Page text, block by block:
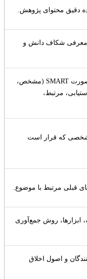
دقیق محتوای پژوهش.
معرفی شکاف دانش و
اهداف کلی و جزئی به صورت SMART (مشخص،
مرتبط،
که قرار است
قبلی مرتبط با موضوع.
ابزارها، روش جمع‌آوری
و اصول اخلاق